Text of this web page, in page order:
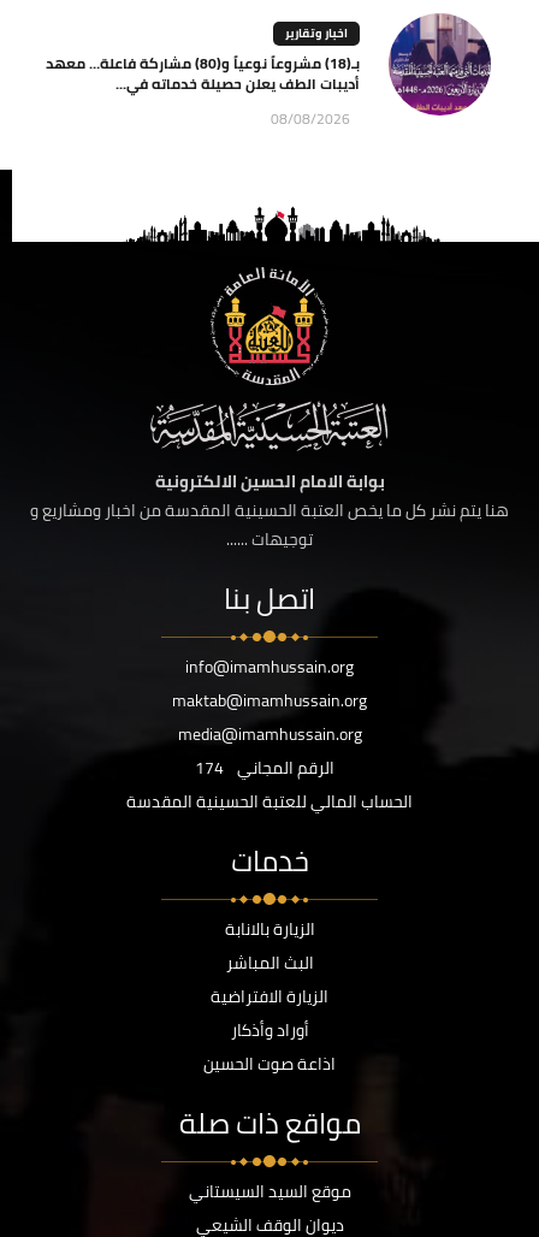
اخبار وتقارير
بـ(18) مشروعاً نوعياً و(80) مشاركة فاعلة… معهد
أديبات الطف يعلن حصيلة خدماته في...
08/08/2026
بوابة الامام الحسين الالكترونية
هنا يتم نشر كل ما يخص العتبة الحسينية المقدسة من اخبار ومشاريع و
توجيهات ......
اتصل بنا
info@imamhussain.org
maktab@imamhussain.org
media@imamhussain.org
الرقم المجاني 174
الحساب المالي للعتبة الحسينية المقدسة
خدمات
الزيارة بالانابة
البث المباشر
الزيارة الافتراضية
أوراد وأذكار
اذاعة صوت الحسين
مواقع ذات صلة
موقع السيد السيستاني
ديوان الوقف الشيعي